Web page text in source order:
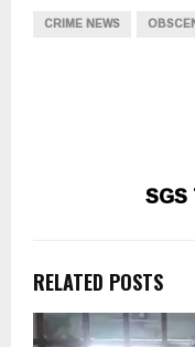
CRIME NEWS
RELATED POSTS